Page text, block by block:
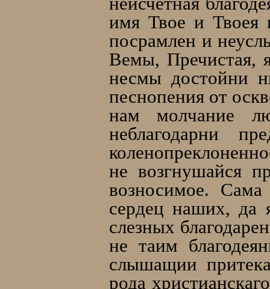
имя Твое и Твоея
посрaмлен и
Вемы, Пречистая,
несмы достойни
песнопения от
нaм молчaние
неблагодaрни
не возгнушaйся
возносимое.
сердeц нaших, да
слeзных
не таим
слышащии
рода